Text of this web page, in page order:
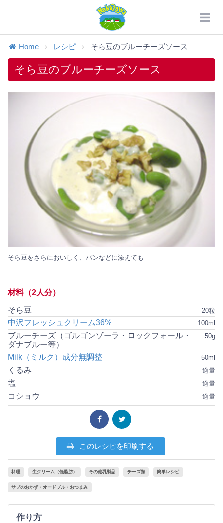
Home レシピ そら豆のブルーチーズソース
そら豆のブルーチーズソース
そら豆をさらにおいしく、パンなどに添えても
材料（2人分）
20粒
そら豆
100ml
中沢フレッシュクリーム36%
50g
ブルーチーズ（ゴルゴンゾーラ・ロックフォール・
ダナブルー等）
50ml
Milk（ミルク）成分無調整
適量
くるみ
適量
塩
適量
コショウ
このレシピを印刷する
料理 生クリーム（低脂肪） その他乳製品 チーズ類 簡単レシピ
サブのおかず・オードブル・おつまみ
作り方